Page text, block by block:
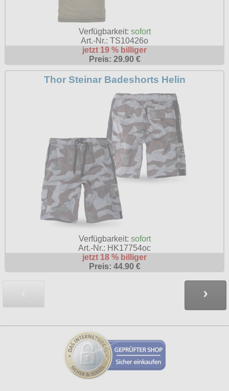
Verfügbarkeit: sofort
Art.-Nr.: TS10426o
jetzt 19 % billiger
Preis: 29.90 €
Thor Steinar Badeshorts Helin
Verfügbarkeit: sofort
Art.-Nr.: HK17754oc
jetzt 18 % billiger
Preis: 44.90 €
›